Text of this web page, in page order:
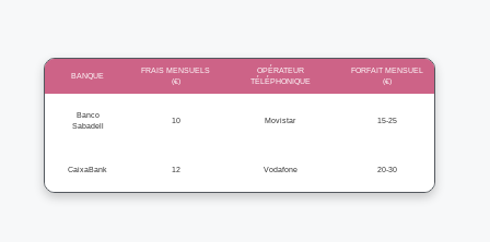
BANQUE
FRAIS MENSUELS
(€)
OPÉRATEUR
TÉLÉPHONIQUE
FORFAIT MENSUEL
(€)
Banco
Sabadell
10 Movistar 15-25
CaixaBank 12 Vodafone 20-30